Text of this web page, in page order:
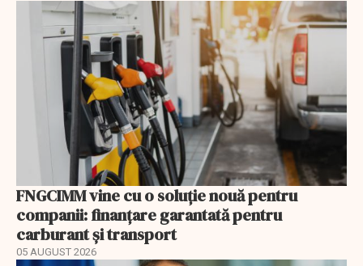
FNGCIMM vine cu o soluție nouă pentru
companii: finanțare garantată pentru
carburant și transport
05 AUGUST 2026